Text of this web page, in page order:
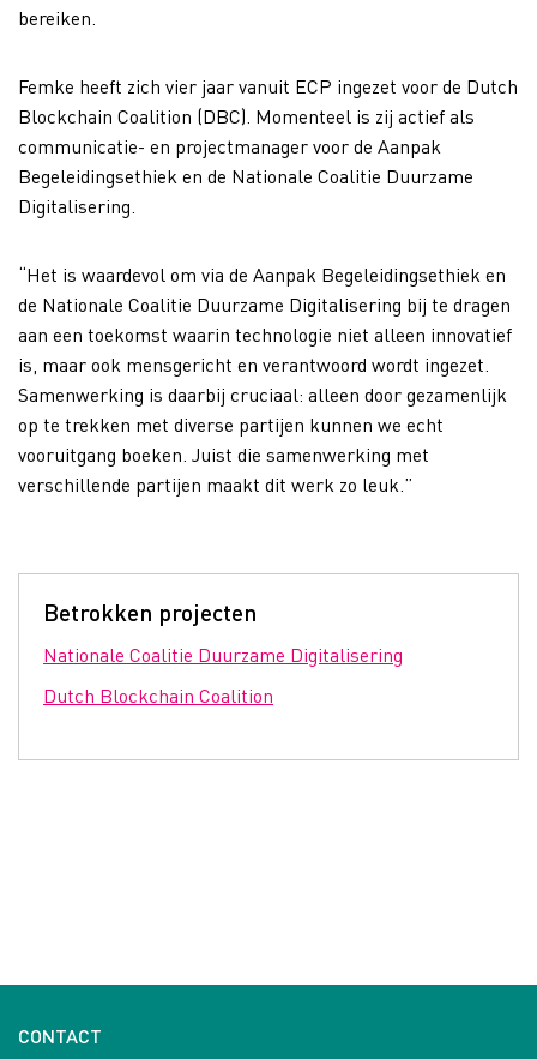
bereiken.
Femke heeft zich vier jaar vanuit ECP ingezet voor de Dutch
Blockchain Coalition (DBC). Momenteel is zij actief als
communicatie- en projectmanager voor de Aanpak
Begeleidingsethiek en de Nationale Coalitie Duurzame
Digitalisering.
“Het is waardevol om via de Aanpak Begeleidingsethiek en
de Nationale Coalitie Duurzame Digitalisering bij te dragen
aan een toekomst waarin technologie niet alleen innovatief
is, maar ook mensgericht en verantwoord wordt ingezet.
Samenwerking is daarbij cruciaal: alleen door gezamenlijk
op te trekken met diverse partijen kunnen we echt
vooruitgang boeken. Juist die samenwerking met
verschillende partijen maakt dit werk zo leuk.”
Betrokken projecten
Nationale Coalitie Duurzame Digitalisering
Dutch Blockchain Coalition
CONTACT